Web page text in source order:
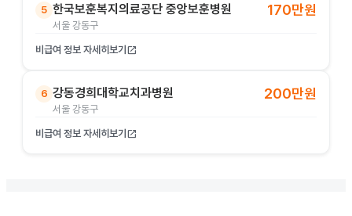
5 한국보훈복지의료공단 중앙보훈병원
서울 강동구
170만원
비급여 정보 자세히보기 open_in_new
6 강동경희대학교치과병원
서울 강동구
200만원
비급여 정보 자세히보기 open_in_new